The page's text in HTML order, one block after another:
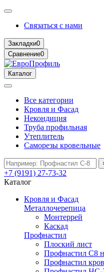
Связаться с нами
Закладки0
Сравнение0
Каталог
Все категории
Кровля и Фасад
Некондиция
Труба профильная
Утеплитель
Саморезы кровельные
+7 (9191) 27-73-32
Каталог
Кровля и Фасад
Металлочерепица
Монтеррей
Каскад
Профнастил
Плоский лист
Профнастил С8
Профнастил